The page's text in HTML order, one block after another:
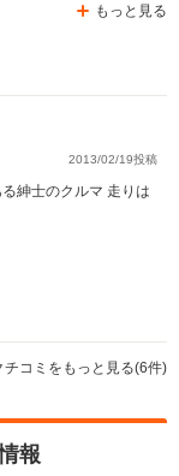
その２つだけで、少な
ワーで比較したらいけ
ＥＤが強い光で車高の
ライブしてます。ジャ
なので信頼できるジャ
もっと見る
2013/02/19投稿
紳士のクルマ 走りは
チコミをもっと見る(6件)
報